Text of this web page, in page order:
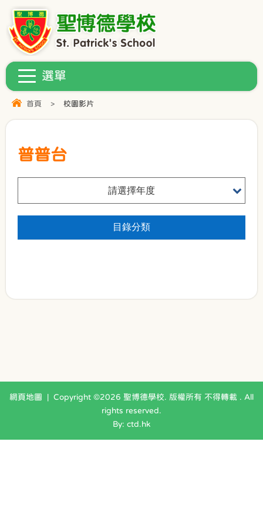
首頁 > 校園影片
普普台
請選擇年度
目錄分類
網頁地圖 | Copyright ©2026 聖博德學校. 版權所有 不得轉載 . All
rights reserved.
By: ctd.hk